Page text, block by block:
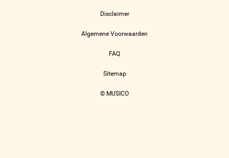
Disclaimer
Algemene Voorwaarden
FAQ
Sitemap
© MUSICO